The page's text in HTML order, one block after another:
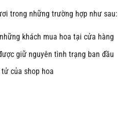
trong những trường hợp như sau:
khách mua hoa tại cửa hàng
giữ nguyên tình trạng ban đầu
của shop hoa